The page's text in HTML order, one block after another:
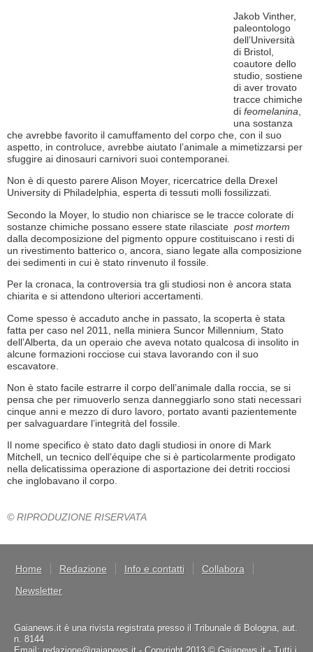
Jakob Vinther,
paleontologo
dell’Università
di Bristol,
coautore dello
studio, sostiene
di aver trovato
tracce chimiche
di feomelanina
una sostanza
che avrebbe favorito il camuffamento del corpo che, con il suo
aspetto, in controluce, avrebbe aiutato l’animale a mimetizzarsi per
sfuggire ai dinosauri carnivori suoi contemporanei.
Non è di questo parere Alison Moyer, ricercatrice della Drexel
University di Philadelphia, esperta di tessuti molli fossilizzati.
Secondo la Moyer, lo studio non chiarisce se le tracce colorate di
sostanze chimiche possano essere state rilasciate post mortem
dalla decomposizione del pigmento oppure costituiscano i resti di
un rivestimento batterico o, ancora, siano legate alla composizione
dei sedimenti in cui è stato rinvenuto il fossile.
Per la cronaca, la controversia tra gli studiosi non è ancora stata
chiarita e si attendono ulteriori accertamenti.
Come spesso è accaduto anche in passato, la scoperta è stata
fatta per caso nel 2011, nella miniera Suncor Millennium, Stato
dell’Alberta, da un operaio che aveva notato qualcosa di insolito in
alcune formazioni rocciose cui stava lavorando con il suo
escavatore.
Non è stato facile estrarre il corpo dell’animale dalla roccia, se si
pensa che per rimuoverlo senza danneggiarlo sono stati necessari
cinque anni e mezzo di duro lavoro, portato avanti pazientemente
per salvaguardare l’integrità del fossile.
Il nome specifico è stato dato dagli studiosi in onore di Mark
Mitchell, un tecnico dell’équipe che si è particolarmente prodigato
nella delicatissima operazione di asportazione dei detriti rocciosi
che inglobavano il corpo.
© RIPRODUZIONE RISERVATA
Home Redazione Info e contatti
Collabora
Newsletter
Gaianews.it è una rivista registrata presso il Tribunale di Bologna, aut.
n. 8144